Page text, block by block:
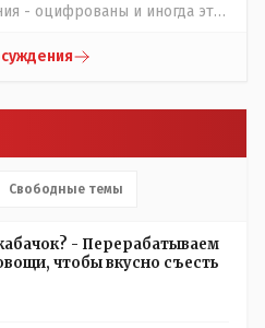
- оцифрованы и иногда эти
безграмотности
МТФ критично мало для
и обкуренных молодых
на обслуживание с
не имею- допустим
и по семейной жизни -
китайскую флешку
Свободные темы
- Перерабатываем
чтобы вкусно съесть